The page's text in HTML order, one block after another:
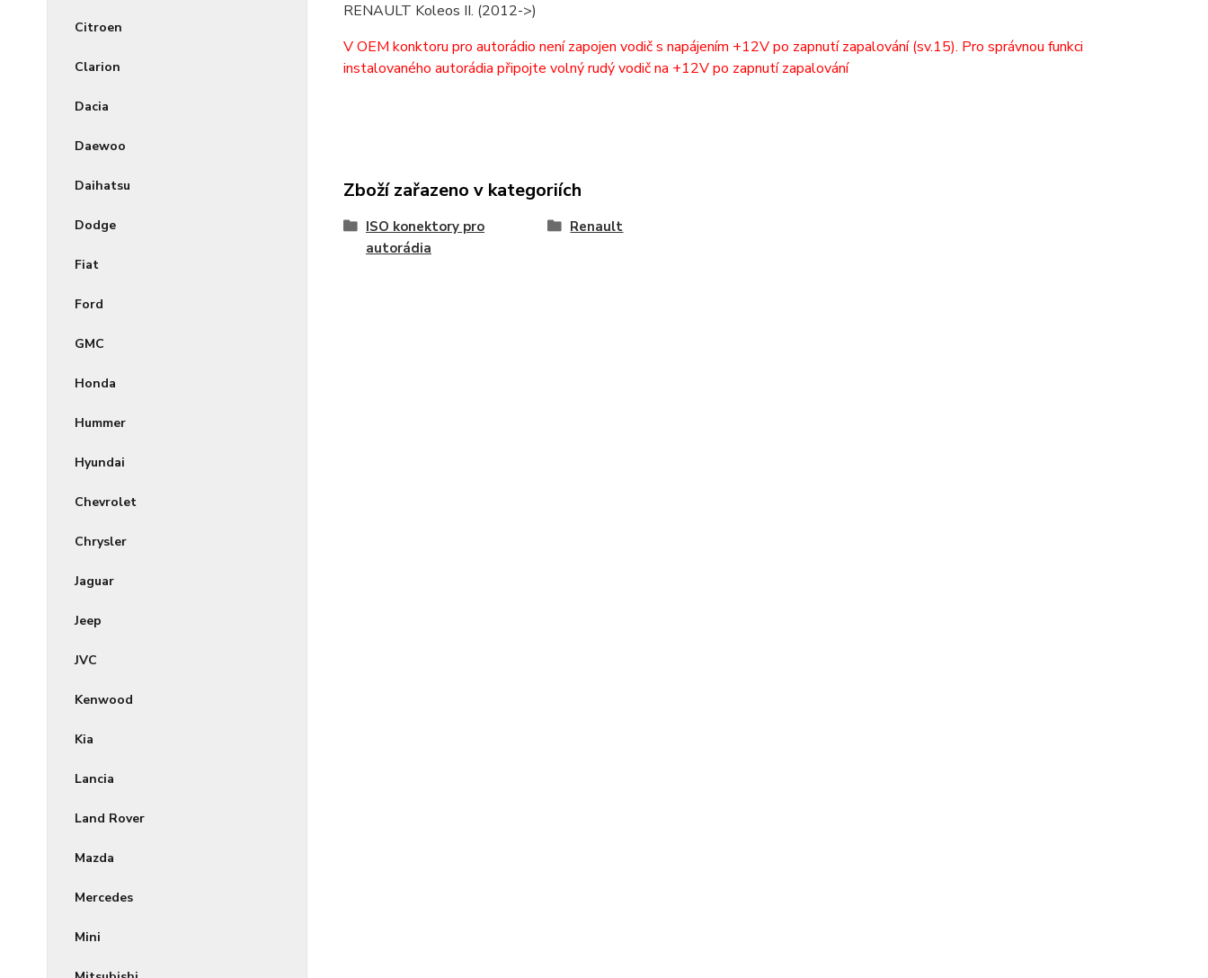
Citroen
Clarion
Dacia
Daewoo
Daihatsu
Dodge
Fiat
Ford
GMC
Honda
Hummer
Hyundai
Chevrolet
Chrysler
Jaguar
Jeep
JVC
Kenwood
Kia
Lancia
Land Rover
Mazda
Mercedes
Mini
RENAULT Koleos II. (2012->)
V OEM konktoru pro autorádio není zapojen vodič s napájením +12V po zapnutí zapalování (sv.15). Pro správnou funkci
instalovaného autorádia připojte volný rudý vodič na +12V po zapnutí zapalování
Zboží zařazeno v kategoriích
ISO konektory pro
autorádia
Renault